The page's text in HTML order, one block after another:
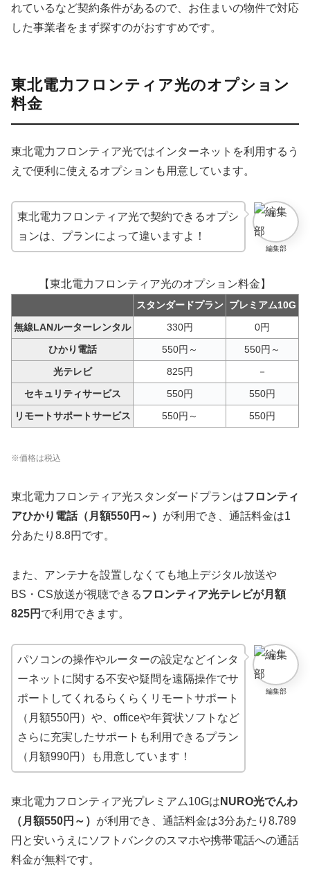
れているなど契約条件があるので、お住まいの物件で対応
した事業者をまず探すのがおすすめです。
東北電力フロンティア光のオプション
料金
東北電力フロンティア光ではインターネットを利用するう
えで便利に使えるオプションも用意しています。
編集部
東北電力フロンティア光で契約できるオプシ
ョンは、プランによって違いますよ！
【東北電力フロンティア光のオプション料金】
スタンダードプラン プレミアム10G
無線LANルーターレンタル
330円
0円
ひかり電話
550円～
550円～
光テレビ
825円
－
セキュリティサービス
550円
550円
リモートサポートサービス
550円～ 550円
※価格は税込
東北電力フロンティア光スタンダードプランはフロンティ
アひかり電話（月額550円～） が利用でき、通話料金は1
分あたり8.8円です。
また、アンテナを設置しなくても地上デジタル放送や
BS・CS放送が視聴できるフロンティア光テレビが月額
825円 で利用できます。
編集部
パソコンの操作やルーターの設定などインタ
ーネットに関する不安や疑問を遠隔操作でサ
ポートしてくれるらくらくリモートサポート
（月額550円）や、officeや年賀状ソフトなど
さらに充実したサポートも利用できるプラン
（月額990円）も用意しています！
東北電力フロンティア光プレミアム10Gは NURO光でんわ
（月額550円～） が利用でき、通話料金は3分あたり8.789
円と安いうえにソフトバンクのスマホや携帯電話への通話
料金が無料です。